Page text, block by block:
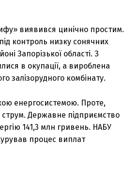
виявився цинічно простим.
контроль низку сонячних
Запорізької області. З
в окупації, а вироблена
залізорудного комбінату.
енергосистемою. Проте,
Державне підприємство
141,3 млн гривень. НАБУ
процес виплат